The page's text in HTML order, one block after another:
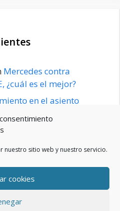
nuestro sitio web y nuestro servicio.
cookies
Mercedes contra
¿cuál es el mejor?
en el asiento
disponible a
(UE)